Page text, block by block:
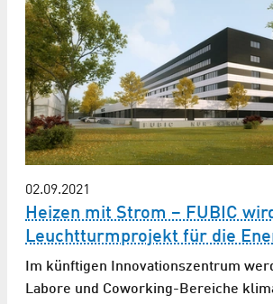
02.09.2021
Heizen mit Strom – FUBIC
Leuchtturmprojekt für die
Im künftigen Innovationszentrum
Labore und Coworking-Bereiche